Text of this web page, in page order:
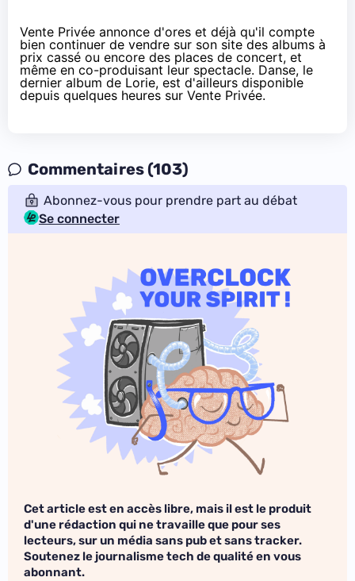
Vente Privée annonce d'ores et déjà qu'il compte
bien continuer de vendre sur son site des albums à
prix cassé ou encore des places de concert, et
même en co-produisant leur spectacle. Danse, le
dernier album de Lorie, est d'ailleurs disponible
depuis quelques heures sur Vente Privée.
Commentaires (103)
Abonnez-vous pour prendre part au débat
Se connecter
Cet article est en accès libre, mais il est le produit
d'une rédaction qui ne travaille que pour ses
lecteurs, sur un média sans pub et sans tracker.
Soutenez le journalisme tech de qualité en vous
abonnant.